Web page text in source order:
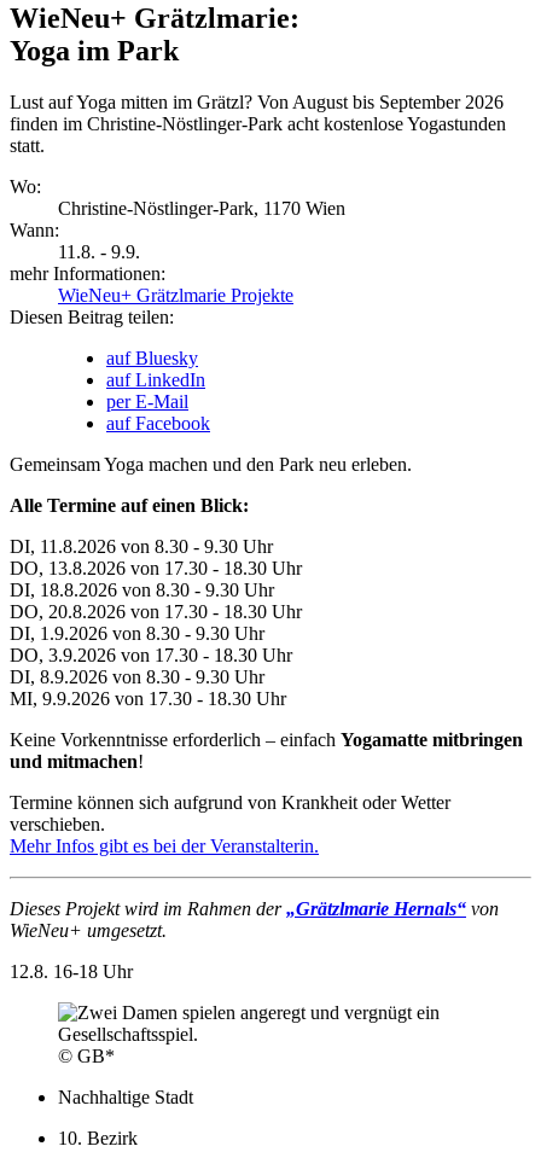
WieNeu+ Grätzlmarie:
Yoga im Park
Lust auf Yoga mitten im Grätzl? Von August bis September 2026
finden im Christine-Nöstlinger-Park acht kostenlose Yogastunden
statt.
Wo:
Christine-Nöstlinger-Park, 1170 Wien
Wann:
11.8. - 9.9.
mehr Informationen:
WieNeu+ Grätzlmarie Projekte
Diesen Beitrag teilen:
auf Bluesky
auf LinkedIn
per E-Mail
auf Facebook
Gemeinsam Yoga machen und den Park neu erleben.
Alle Termine auf einen Blick:
DI, 11.8.2026 von 8.30 - 9.30 Uhr
DO, 13.8.2026 von 17.30 - 18.30 Uhr
DI, 18.8.2026 von 8.30 - 9.30 Uhr
DO, 20.8.2026 von 17.30 - 18.30 Uhr
DI, 1.9.2026 von 8.30 - 9.30 Uhr
DO, 3.9.2026 von 17.30 - 18.30 Uhr
DI, 8.9.2026 von 8.30 - 9.30 Uhr
MI, 9.9.2026 von 17.30 - 18.30 Uhr
Keine Vorkenntnisse erforderlich – einfach Yogamatte mitbringen
und mitmachen!
Termine können sich aufgrund von Krankheit oder Wetter
verschieben.
Mehr Infos gibt es bei der Veranstalterin.
Dieses Projekt wird im Rahmen der„Grätzlmarie Hernals“ von
WieNeu+ umgesetzt.
12.8. 16-18 Uhr
© GB*
Nachhaltige Stadt
10. Bezirk